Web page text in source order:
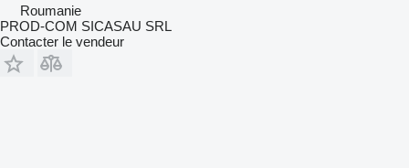
Roumanie
PROD-COM SICASAU SRL
Contacter le vendeur